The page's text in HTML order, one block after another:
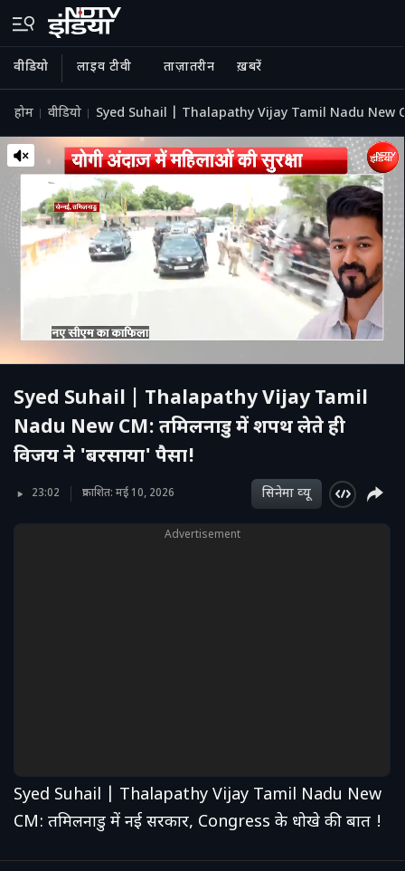
वीडियो लाइव टीवी ताज़ातरीन ख़बरें
होम वीडियो Syed Suhail | Thalapathy Vijay Tamil Nadu New
Syed Suhail | Thalapathy Vijay Tamil
Nadu New CM: तमिलनाडु में शपथ लेते ही
विजय ने 'बरसाया' पैसा!
23:02 प्रकाशित: मई 10, 2026 सिनेमा व्‍यू
Advertisement
Syed Suhail | Thalapathy Vijay Tamil Nadu New
CM: तमिलनाडु में नई सरकार, Congress के धोखे की बात !